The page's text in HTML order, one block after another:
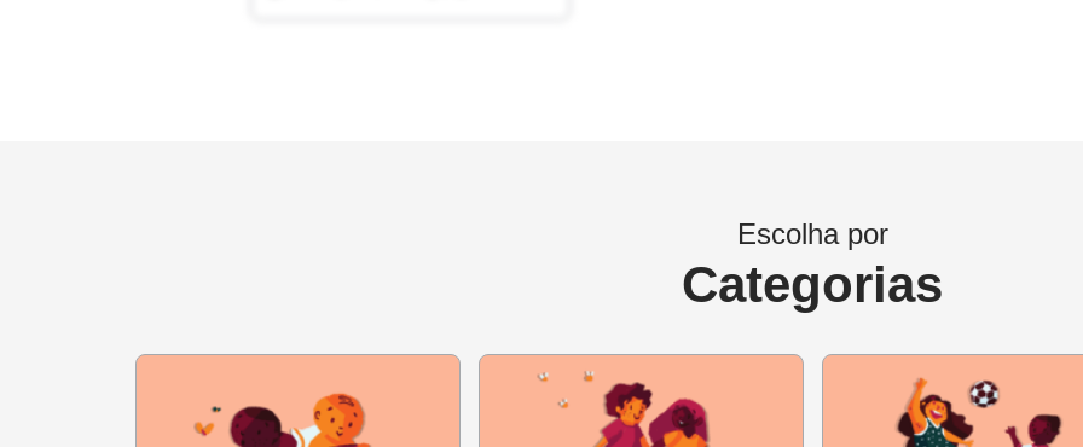
Caso os alunos não tenham acesso a fotografias impressas, este
adaptado para registros digitais. O importante é garantir que eles revisitem o passado.
atenção ou focar em uma pessoa da família, por exemplo. O desenho é da criança, mas os
podem instigar a que ela se atente aos detalhes da fotografia utilizada como base ou fazer a
história que ouviu. Além de desenhos, os alunos podem incluir fotos antigas ou fazer colagens.
Escolha por
Categorias